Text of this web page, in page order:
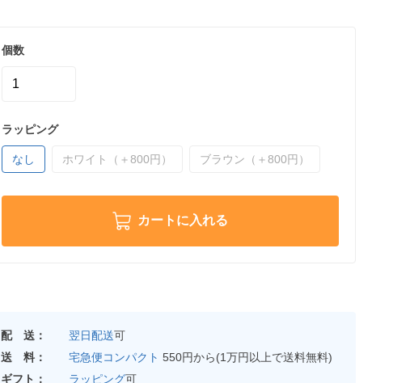
個数
ラッピング
なし ホワイト（＋800円） ブラウン（＋800円）
カートに入れる
配 送： 翌日配送可
送 料：
宅急便コンパクト 550円から(1万円以上で送料無料)
ギフト：
ラッピング可